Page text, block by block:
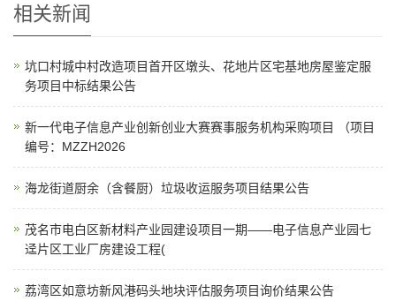
相关新闻
坑口村城中村改造项目首开区墩头、花地片区宅基地房屋鉴定服
务项目中标结果公告
新一代电子信息产业创新创业大赛赛事服务机构采购项目 （项目
编号：MZZH2026
海龙街道厨余（含餐厨）垃圾收运服务项目结果公告
茂名市电白区新材料产业园建设项目一期——电子信息产业园七
迳片区工业厂房建设工程(
荔湾区如意坊新风港码头地块评估服务项目询价结果公告